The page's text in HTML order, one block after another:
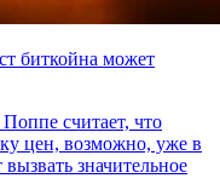
биткойна может
считает, что
цен, возможно, уже в
значительное